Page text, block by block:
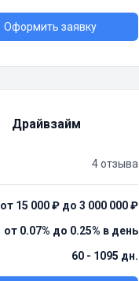
Оформить заявку
Драйвзайм
4 отзыва
от 15 000 ₽ до 3 000 000 ₽
от 0.07% до 0.25% в день
60 - 1095 дн.